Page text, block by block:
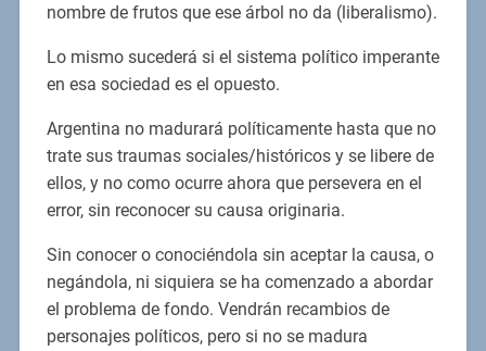
nombre de frutos que ese árbol no da (liberalismo).
Lo mismo sucederá si el sistema político imperante
en esa sociedad es el opuesto.
Argentina no madurará políticamente hasta que no
trate sus traumas sociales/históricos y se libere de
ellos, y no como ocurre ahora que persevera en el
error, sin reconocer su causa originaria.
Sin conocer o conociéndola sin aceptar la causa, o
negándola, ni siquiera se ha comenzado a abordar
el problema de fondo. Vendrán recambios de
personajes políticos, pero si no se madura